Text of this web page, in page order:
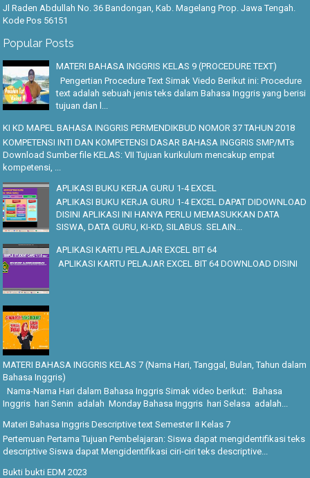
Jl Raden Abdullah No. 36 Bandongan, Kab. Magelang Prop. Jawa Tengah.
Kode Pos 56151
Popular Posts
MATERI BAHASA INGGRIS KELAS 9 (PROCEDURE TEXT)
Pengertian Procedure Text Simak Viedo Berikut ini: Procedure
text adalah sebuah jenis teks dalam Bahasa Inggris yang berisi
tujuan dan l...
KI KD MAPEL BAHASA INGGRIS PERMENDIKBUD NOMOR 37 TAHUN 2018
KOMPETENSI INTI DAN KOMPETENSI DASAR BAHASA INGGRIS SMP/MTs
Download Sumber file KELAS: VII Tujuan kurikulum mencakup empat
kompetensi, ...
APLIKASI BUKU KERJA GURU 1-4 EXCEL
APLIKASI BUKU KERJA GURU 1-4 EXCEL DAPAT DIDOWNLOAD
DISINI APLIKASI INI HANYA PERLU MEMASUKKAN DATA
SISWA, DATA GURU, KI-KD, SILABUS. SELAIN...
APLIKASI KARTU PELAJAR EXCEL BIT 64
APLIKASI KARTU PELAJAR EXCEL BIT 64 DOWNLOAD DISINI
MATERI BAHASA INGGRIS KELAS 7 (Nama Hari, Tanggal, Bulan, Tahun dalam
Bahasa Inggris)
Nama-Nama Hari dalam Bahasa Inggris Simak video berikut: Bahasa
Inggris hari Senin adalah Monday Bahasa Inggris hari Selasa adalah...
Materi Bahasa Inggris Descriptive text Semester II Kelas 7
Pertemuan Pertama Tujuan Pembelajaran: Siswa dapat mengidentifikasi teks
descriptive Siswa dapat Mengidentifikasi ciri-ciri teks descriptive...
Bukti bukti EDM 2023